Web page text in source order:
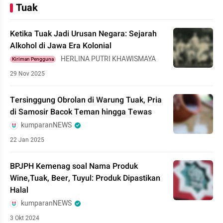
Tuak
Ketika Tuak Jadi Urusan Negara: Sejarah
Alkohol di Jawa Era Kolonial
Kiriman Pengguna HERLINA PUTRI KHAWISMAYA
29 Nov 2025
Tersinggung Obrolan di Warung Tuak, Pria
di Samosir Bacok Teman hingga Tewas
kumparanNEWS
22 Jan 2025
BPJPH Kemenag soal Nama Produk
Wine,Tuak, Beer, Tuyul: Produk Dipastikan
Halal
kumparanNEWS
3 Okt 2024